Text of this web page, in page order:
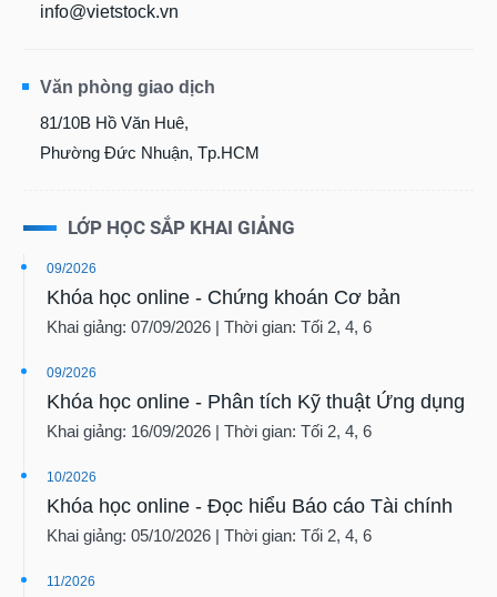
info@vietstock.vn
Văn phòng giao dịch
81/10B Hồ Văn Huê,
Phường Đức Nhuận, Tp.HCM
LỚP HỌC SẮP KHAI GIẢNG
09/2026
Khóa học online - Chứng khoán Cơ bản
Khai giảng: 07/09/2026 | Thời gian: Tối 2, 4, 6
09/2026
Khóa học online - Phân tích Kỹ thuật Ứng dụng
Khai giảng: 16/09/2026 | Thời gian: Tối 2, 4, 6
10/2026
Khóa học online - Đọc hiểu Báo cáo Tài chính
Khai giảng: 05/10/2026 | Thời gian: Tối 2, 4, 6
11/2026